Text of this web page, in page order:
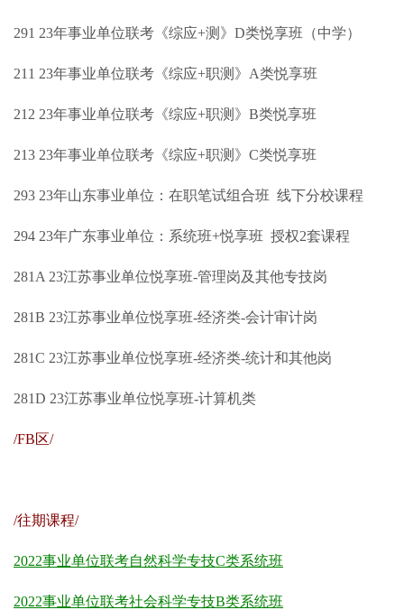
291 23年事业单位联考《综应+测》D类悦享班（中学）
211 23年事业单位联考《综应+职测》A类悦享班
212 23年事业单位联考《综应+职测》B类悦享班
213 23年事业单位联考《综应+职测》C类悦享班
293 23年山东事业单位：在职笔试组合班 线下分校课程
294 23年广东事业单位：系统班+悦享班 授权2套课程
281A 23江苏事业单位悦享班-管理岗及其他专技岗
281B 23江苏事业单位悦享班-经济类-会计审计岗
281C 23江苏事业单位悦享班-经济类-统计和其他岗
281D 23江苏事业单位悦享班-计算机类
/FB区/
/往期课程/
2022事业单位联考自然科学专技C类系统班
2022事业单位联考社会科学专技B类系统班